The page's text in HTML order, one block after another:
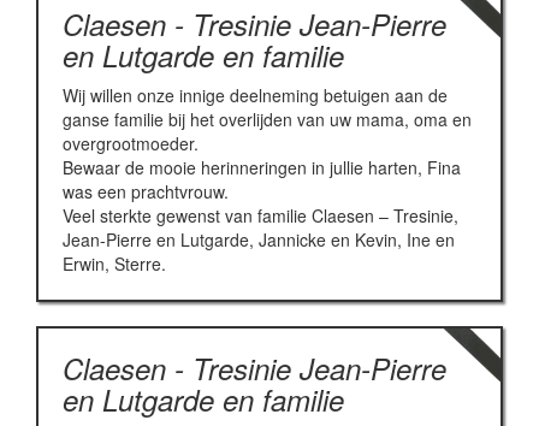
Claesen - Tresinie Jean-Pierre
en Lutgarde en familie
Wij willen onze innige deelneming betuigen aan de
ganse familie bij het overlijden van uw mama, oma en
overgrootmoeder.
Bewaar de mooie herinneringen in jullie harten, Fina
was een prachtvrouw.
Veel sterkte gewenst van familie Claesen – Tresinie,
Jean-Pierre en Lutgarde, Jannicke en Kevin, Ine en
Erwin, Sterre.
Claesen - Tresinie Jean-Pierre
en Lutgarde en familie